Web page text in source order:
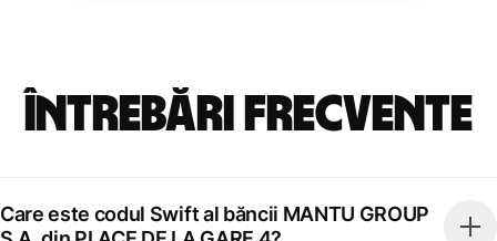
Întrebări frecvente
Care este codul Swift al băncii MANTU GROUP